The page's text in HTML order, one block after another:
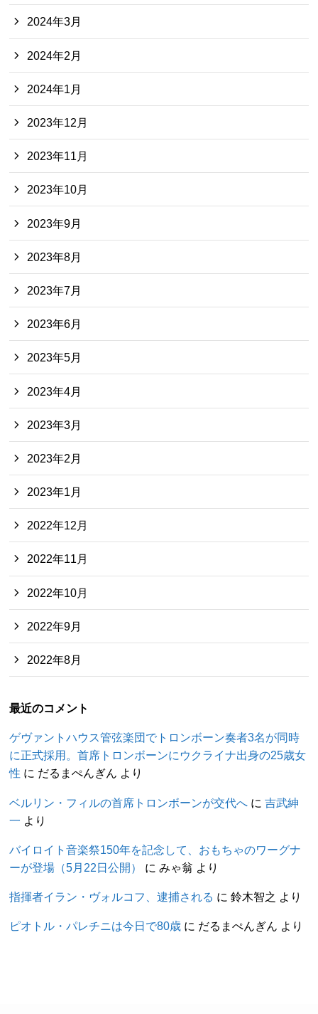
2024年3月
2024年2月
2024年1月
2023年12月
2023年11月
2023年10月
2023年9月
2023年8月
2023年7月
2023年6月
2023年5月
2023年4月
2023年3月
2023年2月
2023年1月
2022年12月
2022年11月
2022年10月
2022年9月
2022年8月
最近のコメント
ゲヴァントハウス管弦楽団でトロンボーン奏者3名が同時
に正式採用。首席トロンボーンにウクライナ出身の25歳女
性 に だるまぺんぎん より
ベルリン・フィルの首席トロンボーンが交代へ に吉武紳
一 より
バイロイト音楽祭150年を記念して、おもちゃのワーグナ
ーが登場（5月22日公開）
にみゃ翁 より
指揮者イラン・ヴォルコフ、逮捕される に鈴木智之 より
ピオトル・パレチニは今日で80歳 に だるまぺんぎん より